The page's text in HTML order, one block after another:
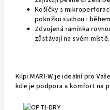
Košíčky s
pokožku suchou i
Zdvojená ramínka
zůstávají na svém místě.
Kilpi MARI-W je ideální pro
kde je podpora a komfort na